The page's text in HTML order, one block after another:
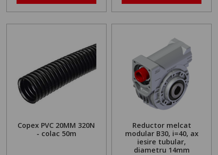
Copex PVC 20MM 320N
- colac 50m
Reductor melcat
modular B30, i=40, ax
iesire tubular,
diametru 14mm